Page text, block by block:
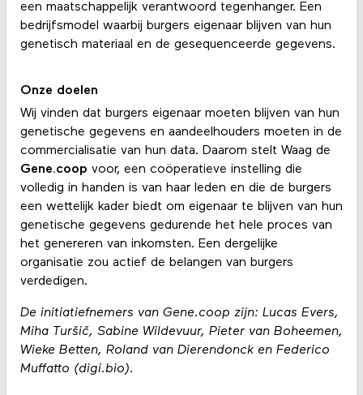
een maatschappelijk verantwoord tegenhanger. Een
bedrijfsmodel waarbij burgers eigenaar blijven van hun
genetisch materiaal en de gesequenceerde gegevens.
Onze doelen
Wij vinden dat burgers eigenaar moeten blijven van hun
genetische gegevens en aandeelhouders moeten in de
commercialisatie van hun data. Daarom stelt Waag de
Gene.coop voor, een coöperatieve instelling die
volledig in handen is van haar leden en die de burgers
een wettelijk kader biedt om eigenaar te blijven van hun
genetische gegevens gedurende het hele proces van
het genereren van inkomsten. Een dergelijke
organisatie zou actief de belangen van burgers
verdedigen.
De initiatiefnemers van Gene.coop zijn: Lucas Evers,
Miha Turšič, Sabine Wildevuur, Pieter van Boheemen,
Wieke Betten, Roland van Dierendonck en Federico
Muffatto (digi.bio).